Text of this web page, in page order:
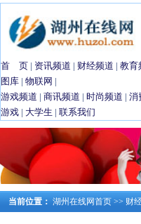
首 页 | 资讯频道 | 财经频道 | 教育
图库 | 物联网 |
游戏频道 | 商讯频道 | 时尚频道 | 消
游戏 | 大学生 | 联系我们
当前位置： 湖州在线网首页 >> 财